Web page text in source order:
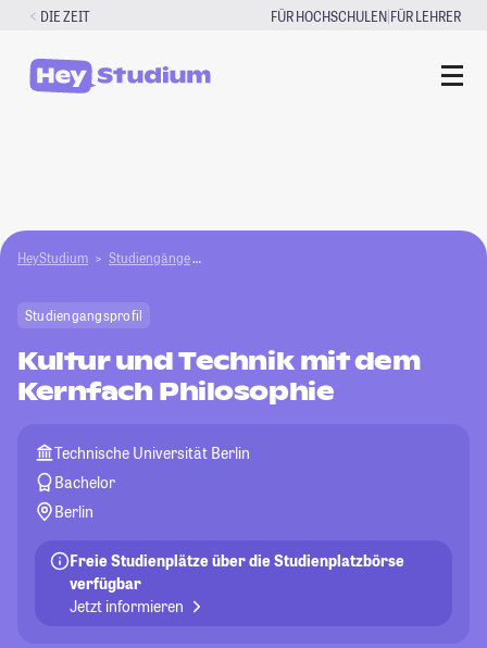
Zum
springen
DIE ZEIT FÜR HOCHSCHULEN|FÜR LEHRER
HeyStudium Studiengänge Kultur und Technik mit dem Kernfach
Studiengangsprofil
Kultur und Technik mit dem
Kernfach Philosophie
Technische Universität Berlin
Bachelor
Berlin
Freie Studienplätze über die Studienplatzbörse
verfügbar
Jetzt informieren